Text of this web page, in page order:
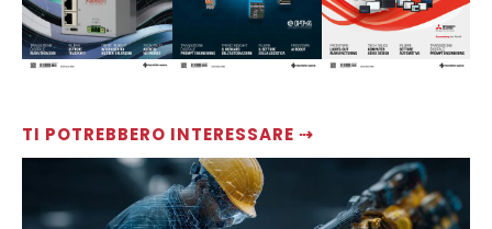
TI POTREBBERO INTERESSARE ⇢